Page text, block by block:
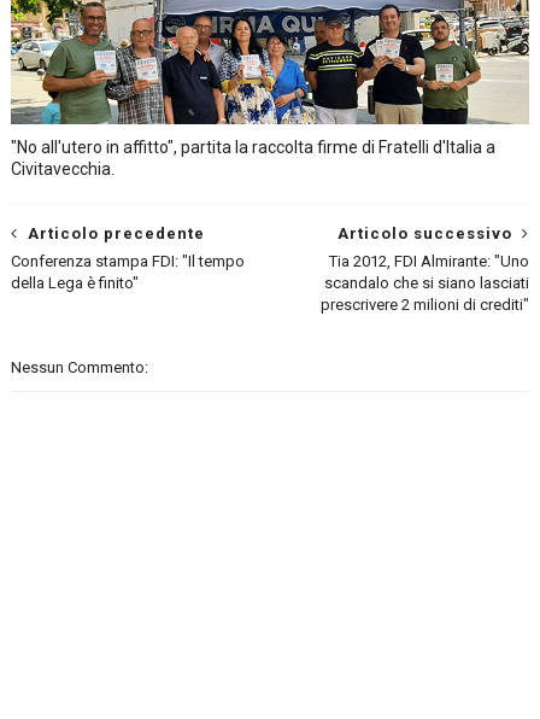
"No all'utero in affitto", partita la raccolta firme di Fratelli d'Italia a
Civitavecchia.
Articolo successivo
Tia 2012, FDI Almirante: "Uno
scandalo che si siano lasciati
prescrivere 2 milioni di crediti"
Articolo precedente
Conferenza stampa FDI: "Il tempo
della Lega è finito"
Nessun Commento: